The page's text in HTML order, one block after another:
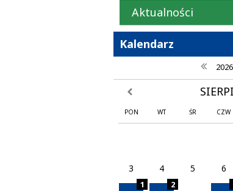
Aktualności
Kalendarz
2026
poprzedni miesiąc
PON WT ŚR CZW
3 4 5 6
1 2